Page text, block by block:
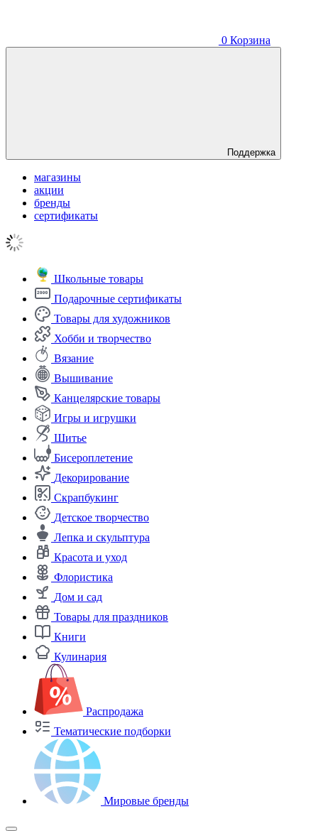
0 Корзина
Поддержка
магазины
акции
бренды
сертификаты
Школьные товары
Подарочные сертификаты
Товары для художников
Хобби и творчество
Вязание
Вышивание
Канцелярские товары
Игры и игрушки
Шитье
Бисероплетение
Декорирование
Скрапбукинг
Детское творчество
Лепка и скульптура
Красота и уход
Флористика
Дом и сад
Товары для праздников
Книги
Кулинария
Распродажа
Тематические подборки
Мировые бренды